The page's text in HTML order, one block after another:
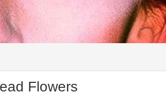
Flowers